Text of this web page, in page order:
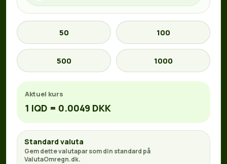
50 100
500 1000
Aktuel kurs
1 IQD = 0.0049 DKK
Standard valuta
Gem dette valutapar som din standard på
ValutaOmregn.dk.